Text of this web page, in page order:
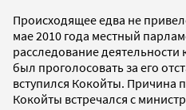
Происходящее едва не
мае 2010 года местный
расследование
был проголосовать за его
вступился Кокойты. Причина
Кокойты встречался с